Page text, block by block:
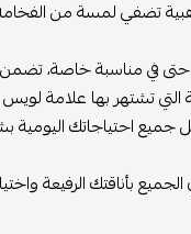
تضفي لمسة من الفخامة
في مناسبة خاصة، تضمن
تشتهر بها علامة لويس
احتياجاتك اليومية
بأناقتك الرفيعة